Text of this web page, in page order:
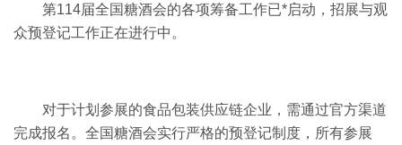
第114届全国糖酒会的各项筹备工作已*启动，招展与观
众预登记工作正在进行中。
对于计划参展的食品包装供应链企业，需通过官方渠道
完成报名。全国糖酒会实行严格的预登记制度，所有参展